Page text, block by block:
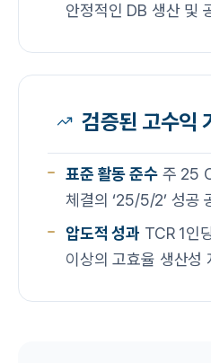
안정적인 DB 생산 및
검증된 고수익
표준 활동 준수주 25
체결의 ‘25/5/2’ 성공
압도적 성과 TCR 1인
이상의 고효율 생산성